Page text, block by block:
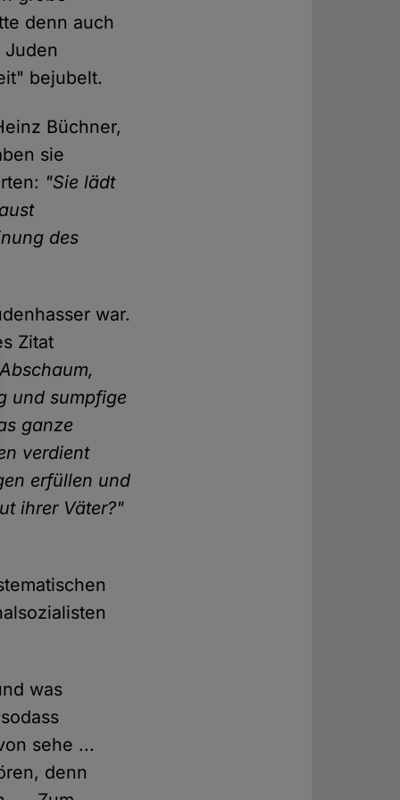
denn auch
Juden
bejubelt.
Büchner,
sie
"Sie lädt
des
war.
Zitat
und sumpfige
ganze
verdient
erfüllen und
ihrer Väter?"
was
sehe ...
denn